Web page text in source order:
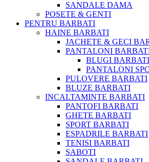
SANDALE DAMA
POSETE & GENTI
PENTRU BARBATI
HAINE BARBATI
JACHETE & GECI
PANTALONI
BLUGI BARBATI
PANTALONI
PULOVERE BARBATI
BLUZE BARBATI
INCALTAMINTE BARBATI
PANTOFI BARBATI
GHETE BARBATI
SPORT BARBATI
ESPADRILE BARBATI
TENISI BARBATI
SABOTI